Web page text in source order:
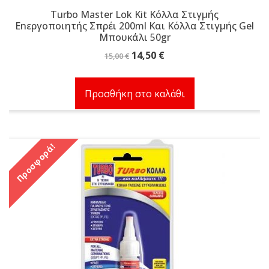
Turbo Master Lok Kit Κόλλα Στιγμής
Εnεργοποιητής Σπρέι 200ml Και Κόλλα Στιγμής Gel
Μπουκάλι 50gr
15,00€ Original
15,00 €.
14,50 €Η
είναι:
14,50 €.
Προσθήκη στο καλάθι
Προσφορά!